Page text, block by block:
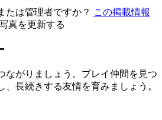
たは管理者ですか？ この掲載情報
真を更新する
ながりましょう。プレイ仲間を見つ
、長続きする友情を育みましょう。